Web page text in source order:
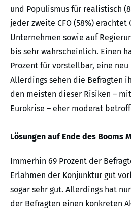
und Populismus für realistisch
jeder zweite CFO (58%) erachtet
Unternehmen sowie auf
bis sehr wahrscheinlich. Einen
Prozent für vorstellbar, eine neu
Allerdings sehen die Befragten
den meisten dieser Risiken –
Eurokrise – eher moderat
Lösungen auf Ende des Booms
Immerhin 69 Prozent der
Erlahmen der Konjunktur gut
sogar sehr gut. Allerdings hat
der Befragten einen konkreten